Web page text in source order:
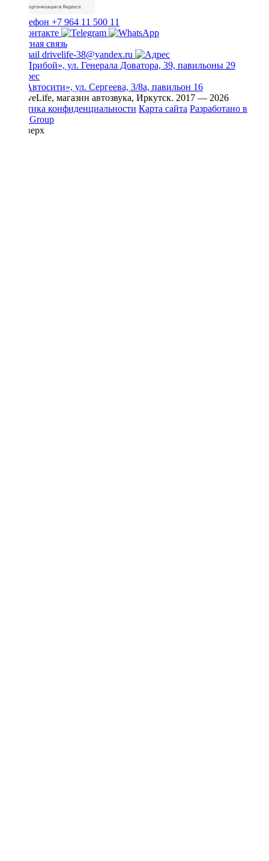
+7 964 11 500 11
Обратная связь
drivelife-38@yandex.ru
ТЦ «Прибой», ул. Генерала Доватора, 39, павильоны 29
ТЦ «Автосити», ул. Сергеева, 3/8а, павильон 16
© DriveLife, магазин автозвука, Иркутск. 2017 — 2026
Политика конфиденциальности Карта сайта Разработано в
Prime Group